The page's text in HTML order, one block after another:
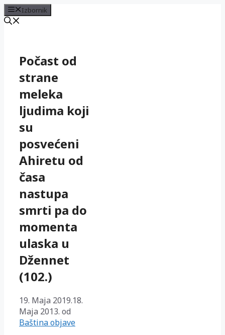
Izbornik
sadržajPočast od
strane
meleka
ljudima koji
su
posvećeni
Ahiretu od
časa
nastupa
smrti pa do
momenta
ulaska u
Džennet
(102.)
19. Maja 2019.18.
Maja 2013. od
Baština objave